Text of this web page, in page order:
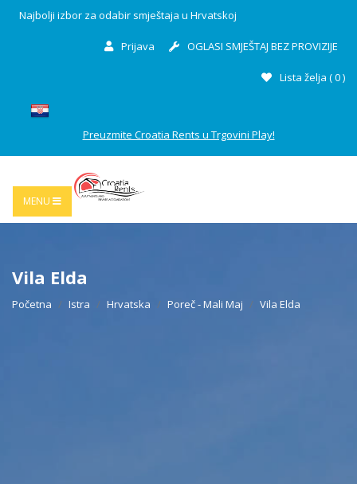
Najbolji izbor za odabir smještaja u Hrvatskoj
Prijava OGLASI SMJEŠTAJ BEZ PROVIZIJE
Lista želja (0)
Preuzmite Croatia Rents u Trgovini Play!
MENU
Vila Elda
Početna Istra Hrvatska Poreč - Mali Maj Vila Elda